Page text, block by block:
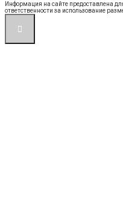
Информация на сайте предоставлена
ответственности за использование